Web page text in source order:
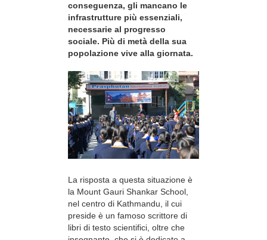
conseguenza, gli mancano le
infrastrutture più essenziali,
necessarie al progresso
sociale. Più di metà della sua
popolazione vive alla giornata.
La risposta a questa situazione è
la Mount Gauri Shankar School,
nel centro di Kathmandu, il cui
preside è un famoso scrittore di
libri di testo scientifici, oltre che